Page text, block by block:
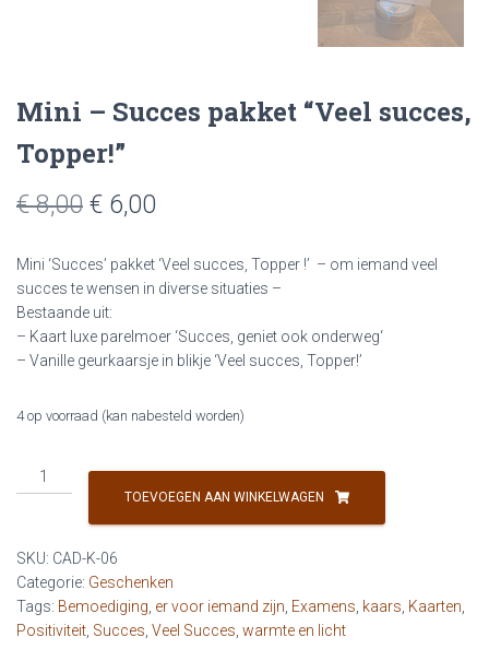
Mini – Succes pakket “Veel succes,
Topper!”
€8,00 Oorspronkelijke
was:
€ 8,00.
€ 6,00
is:
€ 6,00.
Mini ‘Succes’ pakket ‘Veel succes, Topper !’ – om iemand veel
succes te wensen in diverse situaties –
Bestaande uit:
– Kaart luxe parelmoer ‘Succes, geniet ook onderweg‘
– Vanille geurkaarsje in blikje ‘Veel succes, Topper!’
4 op voorraad (kan nabesteld worden)
Mini
-
"Veel
succes,
Topper!"
aantal
TOEVOEGEN AAN WINKELWAGEN
SKU: CAD-K-06
Categorie: Geschenken
Tags: Bemoediging er voor iemand zijn Examens kaars Kaarten
Positiviteit Succes Veel Succes warmte en licht